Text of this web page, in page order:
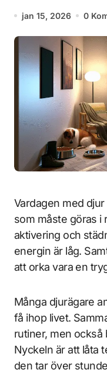
jan 15, 2026 0
Vardagen med djur består ofta av små uppgifter
som måste göras i
aktivering och
energin är låg.
att orka vara en
Många djurägare
få ihop livet.
rutiner, men också
Nyckeln är att låta
den tar över